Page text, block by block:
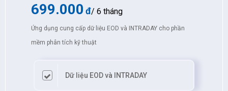
699.000 đ/ 6 tháng
Ứng dụng cung cấp dữ liệu EOD và INTRADAY cho phần
mềm phân tích kỹ thuật
Dữ liệu EOD và INTRADAY